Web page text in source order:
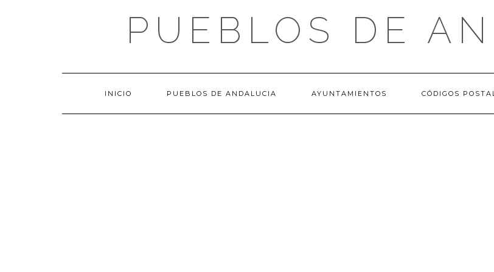
PUEBLOS DE
INICIO PUEBLOS DE ANDALUCIA AYUNTAMIENTOS CÓDIGOS